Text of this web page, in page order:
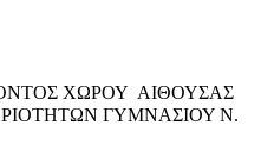
ΧΩΡΟΥ ΑΙΘΟΥΣΑΣ
ΓΥΜΝΑΣΙΟΥ Ν.